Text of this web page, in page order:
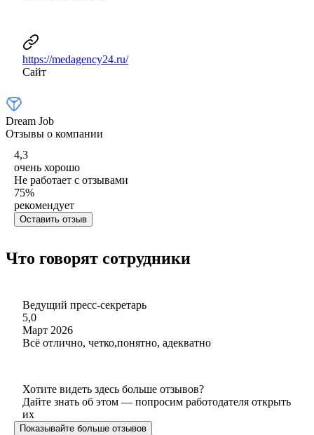
https://medagency24.ru/
Сайт
Dream Job
Отзывы о компании
4,3
очень хорошо
Не работает с отзывами
75%
рекомендует
Оставить отзыв
Что говорят сотрудники
Ведущий пресс-секретарь
5,0
Март 2026
Всё отлично, четко,понятно, адекватно
Хотите видеть здесь больше отзывов?
Дайте знать об этом — попросим работодателя открыть
их
Показывайте больше отзывов